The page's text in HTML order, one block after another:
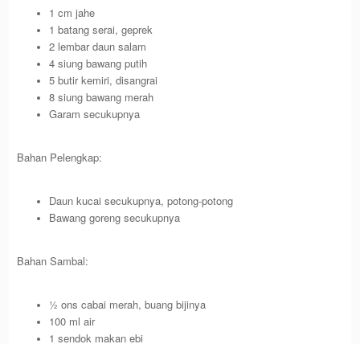
1 cm jahe
1 batang serai, geprek
2 lembar daun salam
4 siung bawang putih
5 butir kemiri, disangrai
8 siung bawang merah
Garam secukupnya
Bahan Pelengkap:
Daun kucai secukupnya, potong-potong
Bawang goreng secukupnya
Bahan Sambal:
½ ons cabai merah, buang bijinya
100 ml air
1 sendok makan ebi